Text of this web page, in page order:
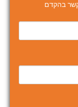
קשר בהקדם